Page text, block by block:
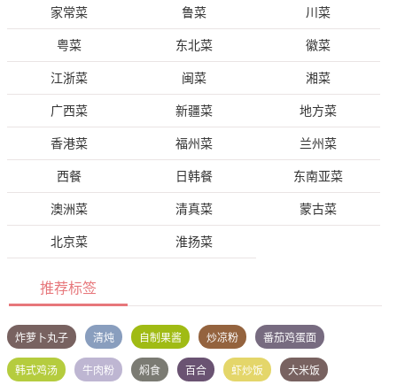
家常菜 鲁菜 川菜
粤菜 东北菜 徽菜
江浙菜 闽菜 湘菜
广西菜 新疆菜 地方菜
香港菜 福州菜 兰州菜
西餐 日韩餐 东南亚菜
澳洲菜 清真菜 蒙古菜
北京菜 淮扬菜
推荐标签
炸萝卜丸子 清炖 自制果酱 炒凉粉 番茄鸡蛋面
韩式鸡汤 牛肉粉 焖食 百合 虾炒饭 大米饭